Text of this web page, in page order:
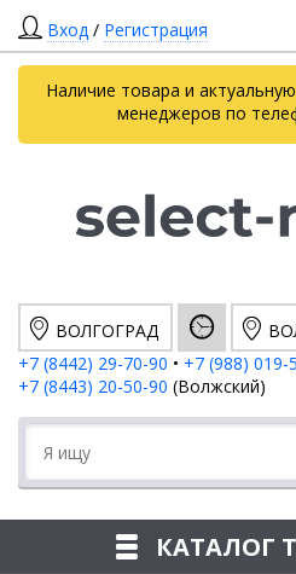
Вход / Регистрация
Наличие товара и
менеджеров по
ВОЛГОГРАД
+7 (8442) 29-70-90 • +7 (988) 019-
+7 (8443) 20-50-90 (Волжский)
КАТАЛОГ